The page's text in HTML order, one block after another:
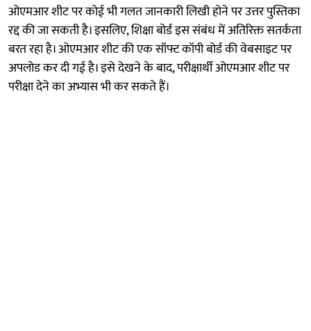
ओएमआर शीट पर कोई भी गलत जानकारी लिखी होने पर उत्तर पुस्तिका
रद्द की जा सकती है। इसलिए, शिक्षा बोर्ड इस संबंध में अतिरिक्त सतर्कता
बरत रहा है। ओएमआर शीट की एक सॉफ्ट कॉपी बोर्ड की वेबसाइट पर
अपलोड कर दी गई है। इसे देखने के बाद, परीक्षार्थी ओएमआर शीट पर
परीक्षा देने का अभ्यास भी कर सकते हैं।